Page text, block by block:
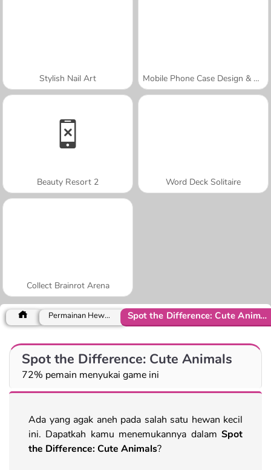
Stylish Nail Art Mobile Phone Case Design & DIY
Beauty Resort 2 Word Deck Solitaire
Collect Brainrot Arena
Permainan Hewan Spot the Difference: Cute Animals
Spot the Difference: Cute Animals
72% pemain menyukai game ini
Ada yang agak aneh pada salah satu hewan kecil
ini. Dapatkah kamu menemukannya dalam Spot
the Difference: Cute Animals?